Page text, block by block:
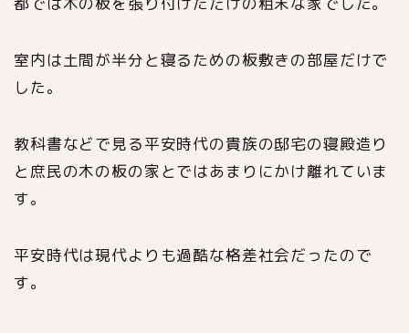
室内は土間が半分と寝るための板敷きの部屋だけで
した。
教科書などで見る平安時代の貴族の邸宅の寝殿造り
と庶民の木の板の家とではあまりにかけ離れていま
す。
平安時代は現代よりも過酷な格差社会だったので
す。